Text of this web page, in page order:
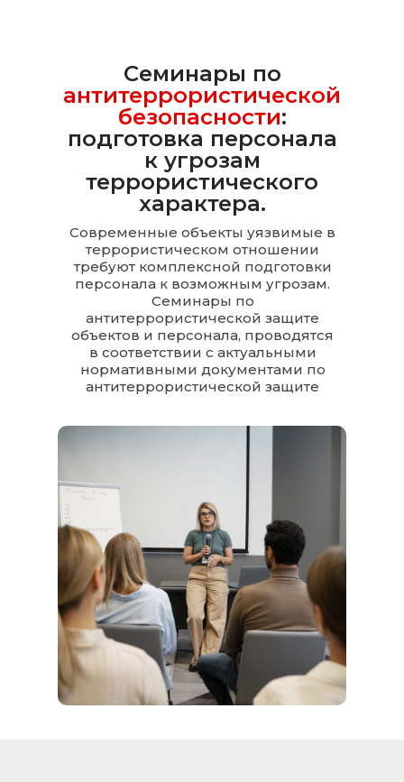
Семинары по
антитеррористической
безопасности:
подготовка персонала
к угрозам
террористического
характера.
Современные объекты уязвимые в
террористическом отношении
требуют комплексной подготовки
персонала к возможным угрозам.
Семинары по
антитеррористической защите
объектов и персонала, проводятся
в соответствии с актуальными
нормативными документами по
антитеррористической защите